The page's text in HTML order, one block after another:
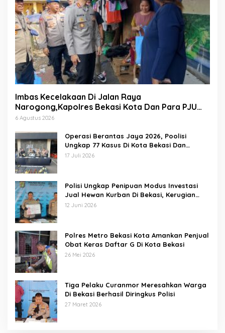
Imbas Kecelakaan Di Jalan Raya
Narogong,Kapolres Bekasi Kota Dan Para PJU
Tinjau TPST Bantargebang
6 Agustus 2026
Operasi Berantas Jaya 2026, Poolisi
Ungkap 77 Kasus Di Kota Bekasi Dan
Amankan 69 Pelaku
17 Juli 2026
Polisi Ungkap Penipuan Modus Investasi
Jual Hewan Kurban Di Bekasi, Kerugian
Hampir 1 Miliar
12 Juni 2026
Polres Metro Bekasi Kota Amankan Penjual
Obat Keras Daftar G Di Kota Bekasi
26 Mei 2026
Tiga Pelaku Curanmor Meresahkan Warga
Di Bekasi Berhasil Diringkus Polisi
27 Maret 2026